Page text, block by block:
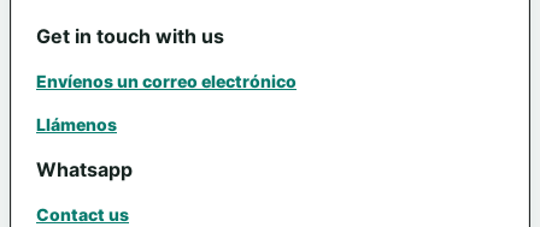
Get in touch with us
Envíenos un correo electrónico
Llámenos
Whatsapp
Contact us